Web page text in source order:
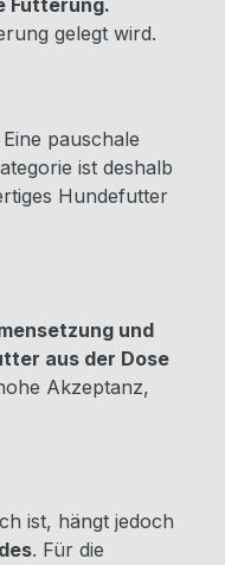
Fütterung.
gelegt wird.
Eine pauschale
ist deshalb
Hundefutter
und
aus der Dose
Akzeptanz,
ist, hängt jedoch
. Für die